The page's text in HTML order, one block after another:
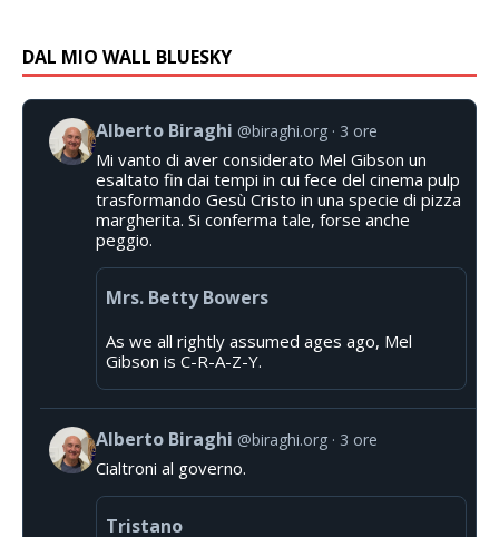
DAL MIO WALL BLUESKY
Alberto Biraghi @biraghi.org 3 ore
Mi vanto di aver considerato Mel Gibson un
esaltato fin dai tempi in cui fece del cinema pulp
trasformando Gesù Cristo in una specie di pizza
margherita. Si conferma tale, forse anche
peggio.
Mrs. Betty Bowers
As we all rightly assumed ages ago, Mel
Gibson is C-R-A-Z-Y.
Alberto Biraghi @biraghi.org 3 ore
Cialtroni al governo.
Tristano